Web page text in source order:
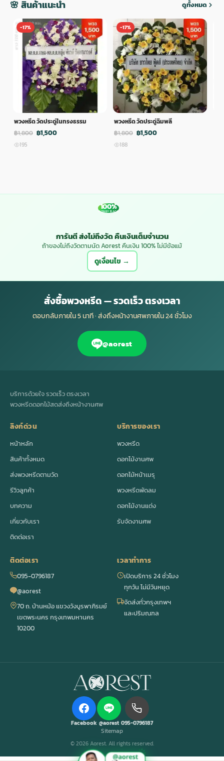
🌸 สินค้าแนะนำ ดูทั้งหมด
-17%
พวงหรีด วัดประดู่ในทรงธรรม
฿1,800 ฿1,500
195
-17%
พวงหรีด วัดประดู่ฉิมพลี
฿1,800 ฿1,500
188
100%
MONEY BACK
การันตี ส่งไม่ถึงวัด คืนเงินเต็มจำนวน
ถ้าของไม่ถึงวัดตามนัด Aorest คืนเงิน 100% ไม่มีข้อแม้
ดูเงื่อนไข →
สั่งซื้อพวงหรีด — รวดเร็ว ตรงเวลา
ตอบกลับภายใน 5 นาที · ส่งถึงหน้างานศพภายใน 24 ชั่วโมง
@aorest
บริการด้วยใจ รวดเร็ว ตรงเวลา
พวงหรีดดอกไม้สดส่งถึงหน้างานศพ
ลิงก์ด่วน
หน้าหลัก
สินค้าทั้งหมด
ส่งพวงหรีดตามวัด
รีวิวลูกค้า
บทความ
เกี่ยวกับเรา
ติดต่อเรา
บริการของเรา
พวงหรีด
ดอกไม้งานศพ
ดอกไม้หน้าเมรุ
พวงหรีดพัดลม
ดอกไม้งานแต่ง
รับจัดงานศพ
ติดต่อเรา
095-0796187
@aorest
70 ถ. บ้านหม้อ แขวงวังบูรพาภิรมย์
เขตพระนคร กรุงเทพมหานคร
10200
เวลาทำการ
เปิดบริการ 24 ชั่วโมง
ทุกวัน ไม่มีวันหยุด
จัดส่งทั่วกรุงเทพฯ
และปริมณฑล
Facebook @aorest 095-0796187
Sitemap
© 2026 Aorest. All rights reserved.